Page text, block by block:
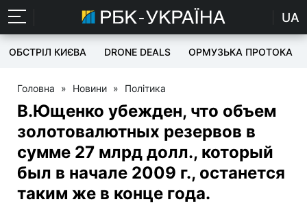
UA
ОБСТРІЛ КИЄВА DRONE DEALS ОРМУЗЬКА ПРОТОКА
Головна » Новини » Політика
В.Ющенко убежден, что объем
золотовалютных резервов в
сумме 27 млрд долл., который
был в начале 2009 г., останется
таким же в конце года.